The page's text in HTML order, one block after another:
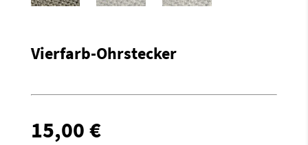
Vierfarb-Ohrstecker
15,00 €